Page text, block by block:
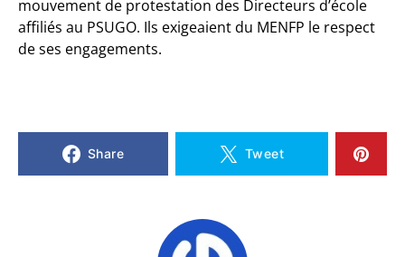
mouvement de protestation des Directeurs d’école
affiliés au PSUGO. Ils exigeaient du MENFP le respect
de ses engagements.
Share Tweet